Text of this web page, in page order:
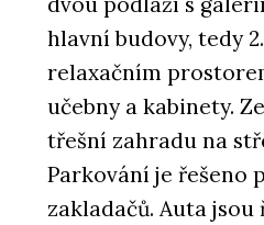
hlavní budovy, tedy
relaxačním
učebny a kabinety.
třešní zahradu na
Parkování je řešeno
zakladačů. Auta jsou